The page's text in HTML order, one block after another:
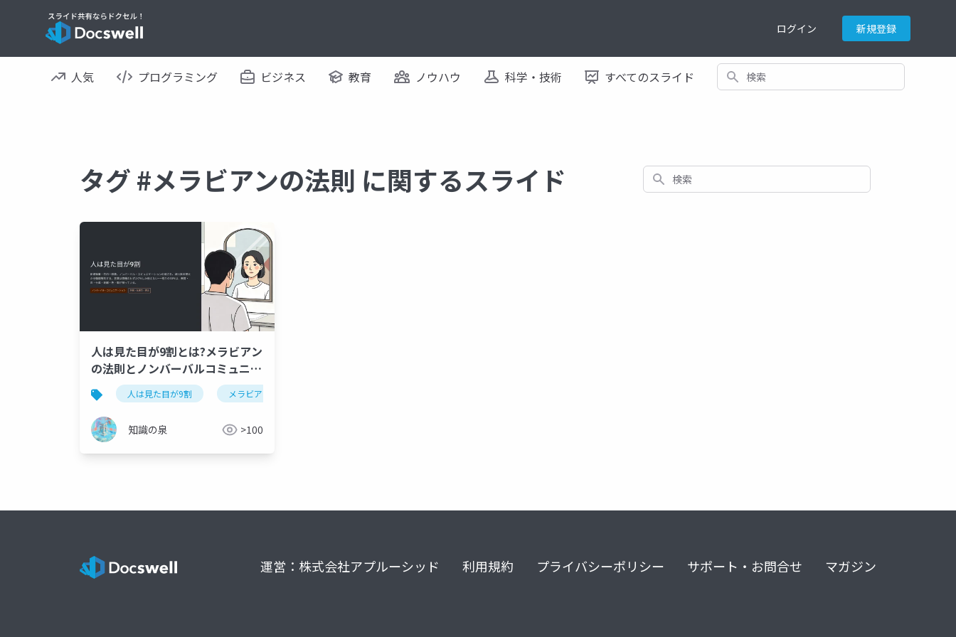
ログイン 新規登録
人気 プログラミング ビジネス 教育 ノウハウ 科学・技術 すべてのスライド 検索
タグ #メラビアンの法則 に関するスライド 検索
人は見た目が9割とは?メラビアン
の法則とノンバーバルコミュニケ
ーション完全解説【竹内一郎・要
約】
人は見た目が9割 メラビアンの法則
知識の泉 >100
運営：株式会社アプルーシッド 利用規約 プライバシーポリシー サポート・お問合せ マガジン